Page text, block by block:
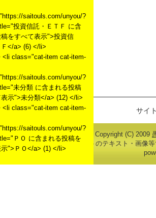
saitouls.com/unyou/?
投資信託・ＥＴＦ に含
稿をすべて表示">投資信
</a> (6) </li>
class="cat-item cat-item-
saitouls.com/unyou/?
未分類 に含まれる投稿
示">未分類</a> (12) </li>
class="cat-item cat-item-
saitouls.com/unyou/?
ＰＯ に含まれる投稿を
">ＰＯ</a> (1) </li>
サイ
Copyright (C) 2009
※当サイトのテキスト・画像